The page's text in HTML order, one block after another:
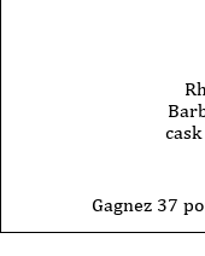
Gagnez 37